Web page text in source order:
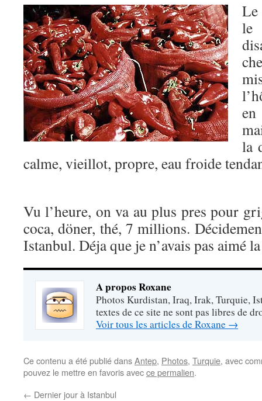
Le
le
la
calme, vieillot, propre, eau froide
Vu l’heure, on va au plus pres pour
coca, döner, thé, 7 millions.
Istanbul. Déja que je n’avais pas aimé
A propos Roxane
Photos Kurdistan, Iraq, Irak, Turquie,
textes de ce site ne sont pas libres de
Voir tous les articles de Roxane →
Ce contenu a été publié dansAntep, Photos, Turquie, avec
pouvez le mettre en favoris avecce permalien.
← Dernier jour à Istanbul